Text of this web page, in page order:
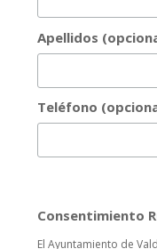
Apellidos
Teléfono
Consentimiento
El Ayuntamiento de